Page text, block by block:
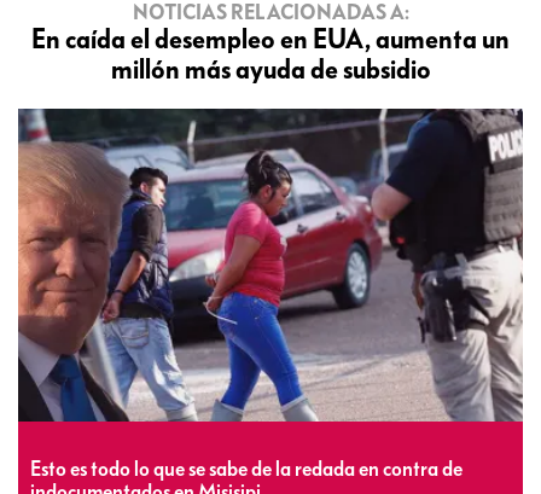
NOTICIAS RELACIONADAS A:
En caída el desempleo en EUA, aumenta un
millón más ayuda de subsidio
Esto es todo lo que se sabe de la redada en contra de